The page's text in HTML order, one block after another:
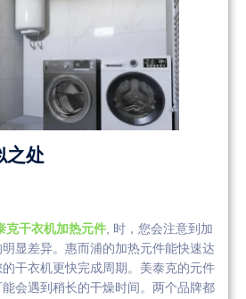
之处
克干衣机加热元件 , 时，您会注意到加
显差异。惠而浦的加热元件能快速达
干衣机更快完成周期。美泰克的元件
会遇到稍长的干燥时间。两个品牌都